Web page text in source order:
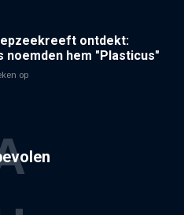
ontdekt:
noemden hem "Plasticus"
op